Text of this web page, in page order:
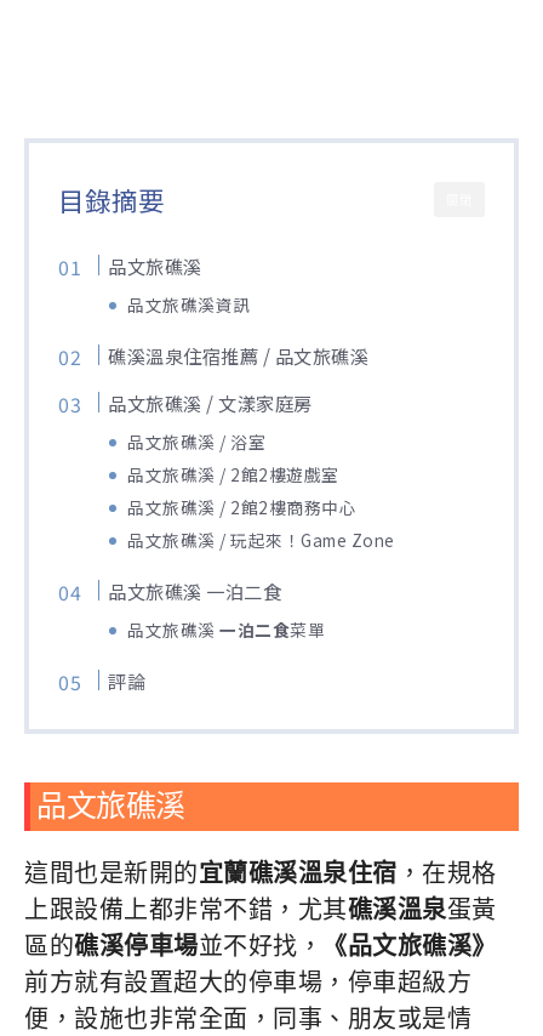
目錄摘要
品文旅礁溪
品文旅礁溪資訊
礁溪溫泉住宿推薦 / 品文旅礁溪
品文旅礁溪 / 文漾家庭房
品文旅礁溪 / 浴室
品文旅礁溪 / 2館2樓遊戲室
品文旅礁溪 / 2館2樓商務中心
品文旅礁溪 / 玩起來！Game Zone
品文旅礁溪 一泊二食
品文旅礁溪一泊二食菜單
評論
品文旅礁溪
這間也是新開的宜蘭礁溪溫泉住宿 ，在規格
上跟設備上都非常不錯，尤其礁溪溫泉蛋黃
區的礁溪停車場並不好找，
《品文旅礁溪》
前方就有設置超大的停車場，停車超級方
便，設施也非常全面，同事、朋友或是情